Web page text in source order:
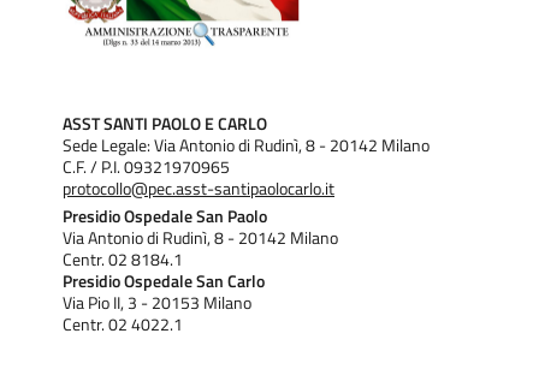
ASST SANTI PAOLO E CARLO
Sede Legale: Via Antonio di Rudinì, 8 - 20142 Milano
C.F. / P.I. 09321970965
protocollo@pec.asst-santipaolocarlo.it
Presidio Ospedale San Paolo
Via Antonio di Rudinì, 8 - 20142 Milano
Centr. 02 8184.1
Presidio Ospedale San Carlo
Via Pio II, 3 - 20153 Milano
Centr. 02 4022.1